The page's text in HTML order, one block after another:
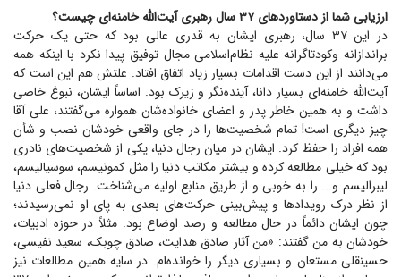
ارزیابی شما از دستاورد‌های ۳۷ سال رهبری آیت‌الله خامنه‌ای چیست؟
در این ۳۷ سال، رهبری ایشان به قدری عالی بود که حتی یک حرکت
براندازانه وکودتاگرانه علیه نظام‌اسلامی مجال توفیق پیدا نکرد با اینکه همه
می‌دانند از این دست اقدامات بسیار زیاد اتفاق افتاد. علتش هم این است که
آیت‌الله خامنه‌ای بسیار دانا، آینده‌نگر و زیرک بود. اساساً ایشان، نبوغ خاصی
داشت و به همین خاطر پدر و اعضای خانواده‌شان همواره می‌گفتند، علی آقا
چیز دیگری است! تمام شخصیت‌ها را در جای واقعی خودشان نصب و شأن
همه افراد را حفظ کرد. ایشان در میان رجال دنیا، یکی از شخصیت‌های نادری
بود که خیلی مطالعه کرده و بیشتر مکاتب دنیا را مثل کمونیسم، سوسیالیسم،
لیبرالیسم و... را به خوبی و از طریق منابع اولیه می‌شناخت. رجال فعلی دنیا
از نظر درک رویداد‌ها و پیش‌بینی حرکت‌های بعدی به پای او نمی‌رسیدند؛
چون ایشان دائماً در حال مطالعه و رصد اوضاع بود. مثلاً در حوزه ادبیات،
خودشان به من گفتند: «من آثار صادق هدایت، صادق چوبک، سعید نفیسی،
حسینقلی مستعان و بسیاری دیگر را خوانده‌ام. در سایه همین مطالعات نیز